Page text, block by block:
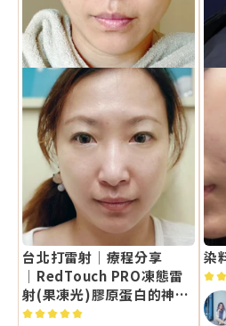
台北打雷射│療程分享
│RedTouch PRO凍態雷
射(果凍光)膠原蛋白的神祕
救援手
染